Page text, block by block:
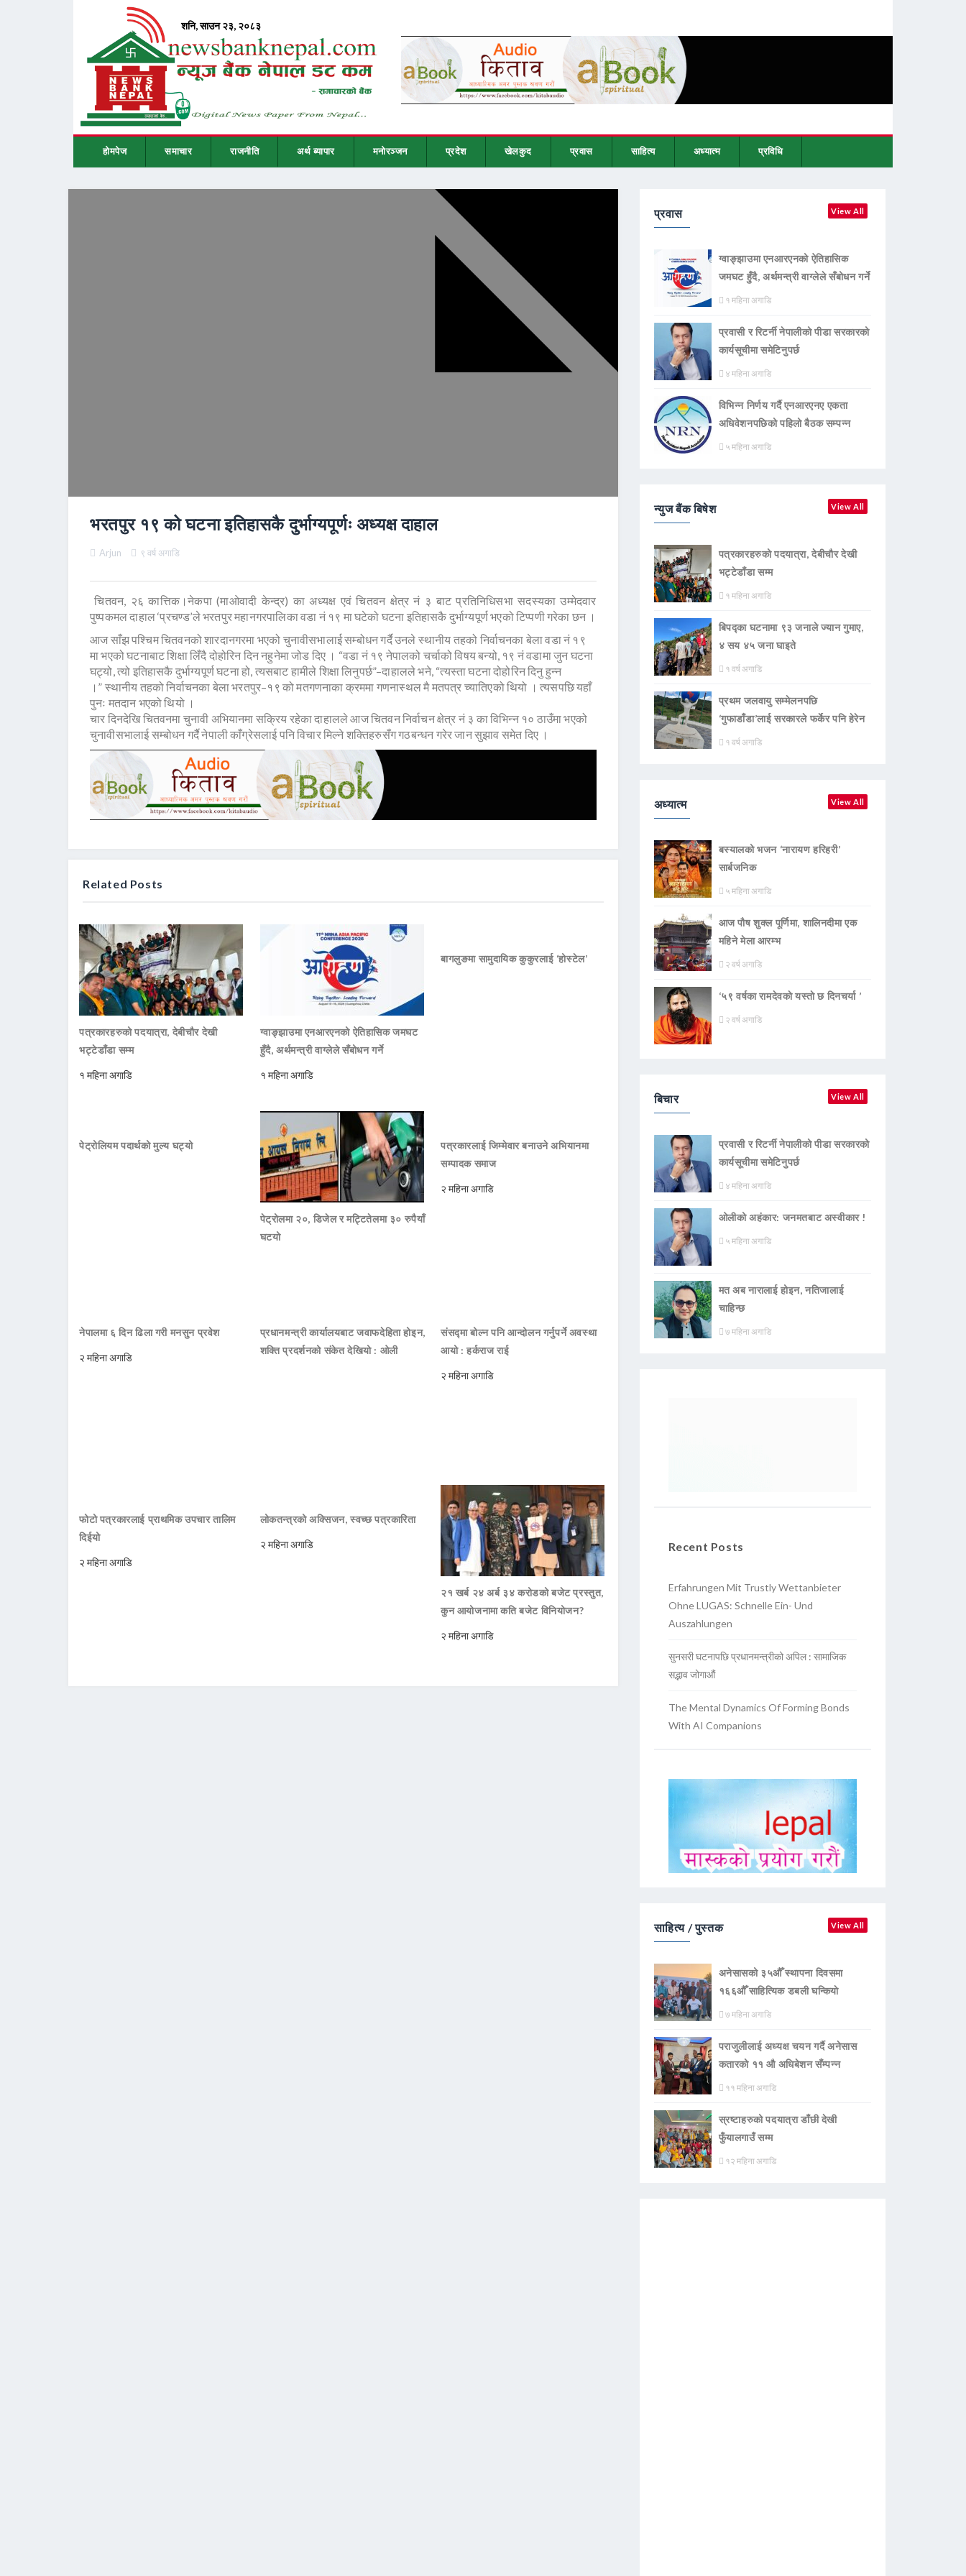
होमपेज समाचार राजनीति अर्थ ब्यापार मनोरञ्जन प्रदेश खेलकुद प्रवास साहित्य अध्यात्म प्रविधि
भरतपुर १९ को घटना इतिहासकै दुर्भाग्यपूर्णः अध्यक्ष दाहाल
Arjun ९ वर्ष अगाडि
चितवन, २६ कात्तिक।नेकपा (माओवादी केन्द्र) का अध्यक्ष एवं चितवन क्षेत्र नं ३ बाट प्रतिनिधिसभा सदस्यका उम्मेदवार
पुष्पकमल दाहाल ‘प्रचण्ड’ले भरतपुर महानगरपालिका वडा नं १९ मा घटेको घटना इतिहासकै दुर्भाग्यपूर्ण भएको टिप्पणी गरेका छन ।
आज साँझ पश्चिम चितवनको शारदानगरमा भएको चुनावीसभालाई सम्बोधन गर्दै उनले स्थानीय तहको निर्वाचनका बेला वडा नं १९
मा भएको घटनाबाट शिक्षा लिँदै दोहोरिन दिन नहुनेमा जोड दिए । “वडा नं १९ नेपालको चर्चाको विषय बन्यो, १९ नं वडामा जुन घटना
घट्यो, त्यो इतिहासकै दुर्भाग्यपूर्ण घटना हो, त्यसबाट हामीले शिक्षा लिनुपर्छ”–दाहालले भने, “त्यस्ता घटना दोहोरिन दिनु हुन्न
।” स्थानीय तहको निर्वाचनका बेला भरतपुर–१९ को मतगणनाका क्रममा गणनास्थल मै मतपत्र च्यातिएको थियो । त्यसपछि यहाँ
पुनः मतदान भएको थियो ।
चार दिनदेखि चितवनमा चुनावी अभियानमा सक्रिय रहेका दाहालले आज चितवन निर्वाचन क्षेत्र नं ३ का विभिन्न १० ठाउँमा भएको
चुनावीसभालाई सम्बोधन गर्दै नेपाली काँग्रेसलाई पनि विचार मिल्ने शक्तिहरुसँग गठबन्धन गरेर जान सुझाव समेत दिए ।
Related Posts
पत्रकारहरुको पदयात्रा, देबीचौर देखी
भट्टेडाँडा सम्म
१ महिना अगाडि
ग्वाङ्झाउमा एनआरएनको ऐतिहासिक जमघट
हुँदै, अर्थमन्त्री वाग्लेले सँबोधन गर्ने
१ महिना अगाडि
बागलुङमा सामुदायिक कुकुरलाई ‘होस्टेल’
पेट्रोलियम पदार्थको मुल्य घट्यो
पेट्रोलमा २०, डिजेल र मट्टितेलमा ३० रुपैयाँ
घटयो
पत्रकारलाई जिम्मेवार बनाउने अभियानमा
सम्पादक समाज
२ महिना अगाडि
नेपालमा ६ दिन ढिला गरी मनसुन प्रवेश
२ महिना अगाडि
प्रधानमन्त्री कार्यालयबाट जवाफदेहिता होइन,
शक्ति प्रदर्शनको संकेत देखियो : ओली
संसद्मा बोल्न पनि आन्दोलन गर्नुपर्ने अवस्था
आयो : हर्कराज राई
२ महिना अगाडि
फोटो पत्रकारलाई प्राथमिक उपचार तालिम
दिईयो
२ महिना अगाडि
लोकतन्त्रको अक्सिजन, स्वच्छ पत्रकारिता
२ महिना अगाडि
२१ खर्ब २४ अर्ब ३४ करोडको बजेट प्रस्तुत,
कुन आयोजनामा कति बजेट विनियोजन?
२ महिना अगाडि
प्रवास View All
ग्वाङ्झाउमा एनआरएनको ऐतिहासिक
जमघट हुँदै, अर्थमन्त्री वाग्लेले सँबोधन गर्ने
१ महिना अगाडि
प्रवासी र रिटर्नी नेपालीको पीडा सरकारको
कार्यसूचीमा समेटिनुपर्छ
४ महिना अगाडि
विभिन्न निर्णय गर्दै एनआरएनए एकता
अधिवेशनपछिको पहिलो बैठक सम्पन्न
५ महिना अगाडि
न्युज बैंक बिषेश View All
पत्रकारहरुको पदयात्रा, देबीचौर देखी
भट्टेडाँडा सम्म
१ महिना अगाडि
बिपद्का घटनामा ९३ जनाले ज्यान गुमाए,
४ सय ४५ जना घाइते
१ वर्ष अगाडि
प्रथम जलवायु सम्मेलनपछि
‘गुफाडाँडा’लाई सरकारले फर्केर पनि हेरेन
१ वर्ष अगाडि
अध्यात्म View All
बस्यालको भजन ‘नारायण हरिहरी’
सार्बजनिक
५ महिना अगाडि
आज पौष शुक्ल पूर्णिमा, शालिनदीमा एक
महिने मेला आरम्भ
२ वर्ष अगाडि
‘५९ वर्षका रामदेवकाे यस्ताे छ दिनचर्या ’
२ वर्ष अगाडि
बिचार View All
प्रवासी र रिटर्नी नेपालीको पीडा सरकारको
कार्यसूचीमा समेटिनुपर्छ
४ महिना अगाडि
ओलीको अहंकार: जनमतबाट अस्वीकार !
५ महिना अगाडि
मत अब नारालाई होइन, नतिजालाई
चाहिन्छ
७ महिना अगाडि
Recent Posts
Erfahrungen Mit Trustly Wettanbieter
Ohne LUGAS: Schnelle Ein- Und
Auszahlungen
सुनसरी घटनापछि प्रधानमन्त्रीको अपिल : सामाजिक
सद्भाव जोगाऔं
The Mental Dynamics Of Forming Bonds
With AI Companions
साहित्य / पुस्तक View All
अनेसासको ३५औँ स्थापना दिवसमा
१६६औँ साहित्यिक डबली घन्कियाे
७ महिना अगाडि
पराजुलीलाई अध्यक्ष चयन गर्दै अनेसास
कतारको ११ औ अधिबेशन सँम्पन्न
११ महिना अगाडि
स्रष्टाहरुको पदयात्रा डाँछी देखी
फुँयालगाउँ सम्म
१२ महिना अगाडि